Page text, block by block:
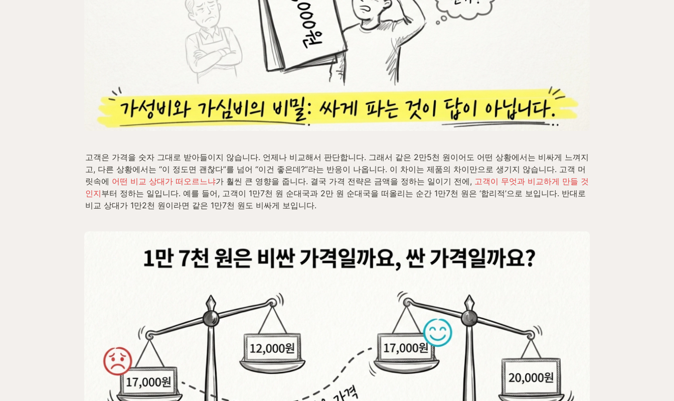
고객은 가격을 숫자 그대로 받아들이지 않습니다. 언제나 비교해서 판단합니다. 그래서 같은 2만5천 원이어도 어떤 상황에서는 비싸게 느껴지
고, 다른 상황에서는 “이 정도면 괜찮다”를 넘어 “이건 좋은데?”라는 반응이 나옵니다. 이 차이는 제품의 차이만으로 생기지 않습니다. 고객 머
릿속에 어떤 비교 상대가 떠오르느냐가 훨씬 큰 영향을 줍니다. 결국 가격 전략은 금액을 정하는 일이기 전에, 고객이 무엇과 비교하게 만들 것
인지부터 정하는 일입니다. 예를 들어, 고객이 1만7천 원 순대국과 2만 원 순대국을 떠올리는 순간 1만7천 원은 ‘합리적’으로 보입니다. 반대로
비교 상대가 1만2천 원이라면 같은 1만7천 원도 비싸게 보입니다.